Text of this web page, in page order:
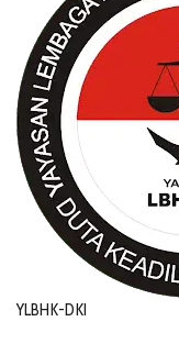
YLBHK-DKI